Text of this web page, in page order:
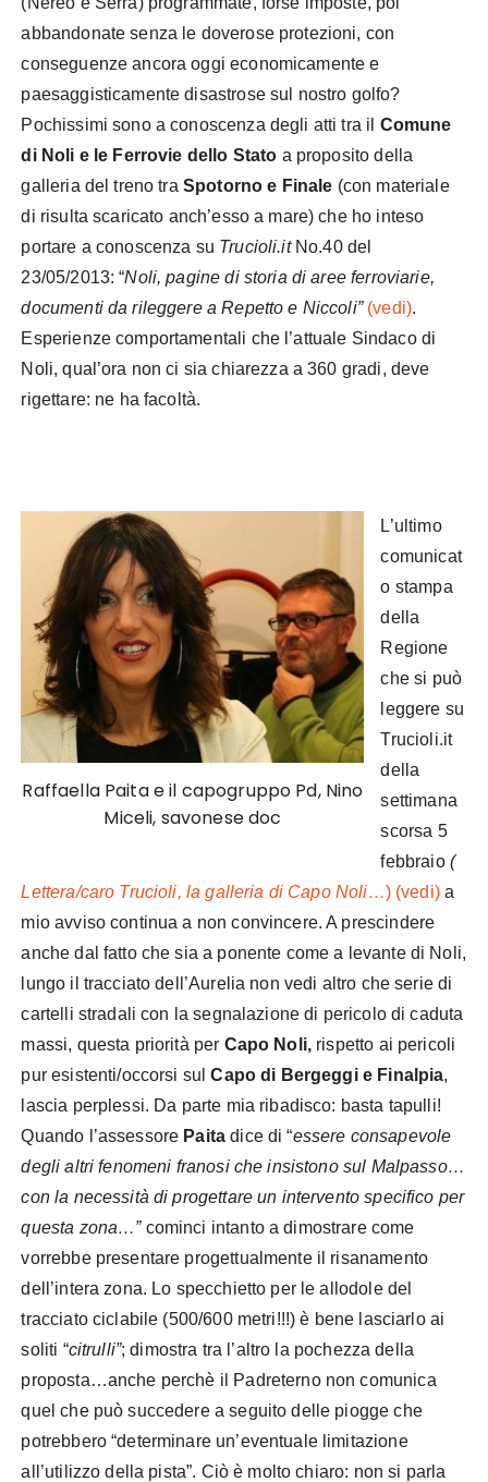
abbandonate senza le doverose protezioni, con
conseguenze ancora oggi economicamente e
paesaggisticamente disastrose sul nostro golfo?
Pochissimi sono a conoscenza degli atti tra il Comune
di Noli e le Ferrovie dello Stato a proposito della
galleria del treno tra Spotorno e Finale (con materiale
di risulta scaricato anch’esso a mare) che ho inteso
portare a conoscenza su Trucioli.itNo.40 del
23/05/2013: “Noli, pagine di storia di aree ferroviarie,
documenti da rileggere a Repetto e Niccoli”(vedi).
Esperienze comportamentali che l’attuale Sindaco di
Noli, qual’ora non ci sia chiarezza a 360 gradi, deve
rigettare: ne ha facoltà.
Raffaella Paita e il capogruppo Pd, Nino
Miceli, savonese doc
L’ultimo
comunicat
o stampa
della
Regione
che si può
leggere su
Trucioli.it
della
settimana
scorsa 5
febbraio (
Lettera/caro Trucioli, la galleria di Capo Noli…) (vedi)a
mio avviso continua a non convincere. A prescindere
anche dal fatto che sia a ponente come a levante di Noli,
lungo il tracciato dell’Aurelia non vedi altro che serie di
cartelli stradali con la segnalazione di pericolo di caduta
massi, questa priorità per Capo Noli, rispetto ai pericoli
pur esistenti/occorsi sulCapo di Bergeggi e Finalpia,
lascia perplessi. Da parte mia ribadisco: basta tapulli!
Quando l’assessore Paita dice di “essere consapevole
degli altri fenomeni franosi che insistono sul Malpasso…
con la necessità di progettare un intervento specifico per
questa zona…”cominci intanto a dimostrare come
vorrebbe presentare progettualmente il risanamento
dell’intera zona. Lo specchietto per le allodole del
tracciato ciclabile (500/600 metri!!!) è bene lasciarlo ai
soliti “citrulli”; dimostra tra l’altro la pochezza della
proposta…anche perchè il Padreterno non comunica
quel che può succedere a seguito delle piogge che
potrebbero “determinare un’eventuale limitazione
all’utilizzo della pista”. Ciò è molto chiaro: non si parla